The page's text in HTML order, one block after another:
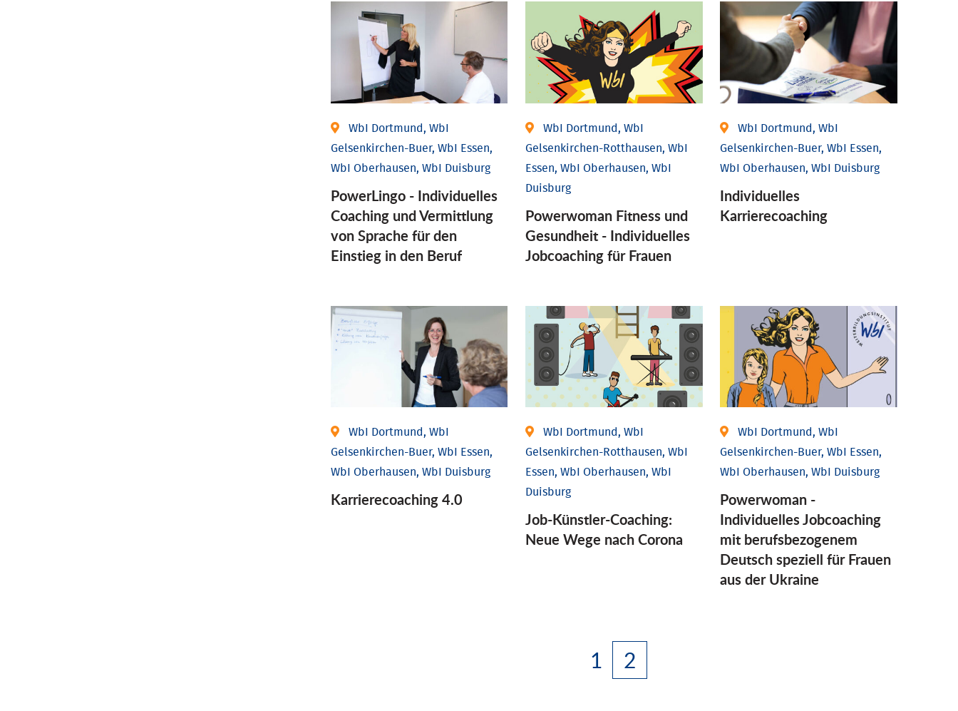
WbI Dortmund, WbI
Gelsenkirchen-Buer, WbI Essen,
WbI Oberhausen, WbI Duisburg
PowerLingo - Individuelles
Coaching und Vermittlung
von Sprache für den
Einstieg in den Beruf
WbI Dortmund, WbI
Gelsenkirchen-Rotthausen, WbI
Essen, WbI Oberhausen, WbI
Duisburg
Powerwoman Fitness und
Gesund­heit - Individu­elles
Job­coaching für Frauen
WbI Dortmund, WbI
Gelsenkirchen-Buer, WbI Essen,
WbI Oberhausen, WbI Duisburg
Individu­elles
Karrierecoaching
WbI Dortmund, WbI
Gelsenkirchen-Buer, WbI Essen,
WbI Oberhausen, WbI Duisburg
Karriere­coaching 4.0
WbI Dortmund, WbI
Gelsenkirchen-Rotthausen, WbI
Essen, WbI Oberhausen, WbI
Duisburg
Job-Künstler-Coaching:
Neue Wege nach Corona
WbI Dortmund, WbI
Gelsenkirchen-Buer, WbI Essen,
WbI Oberhausen, WbI Duisburg
Powerwoman -
Individuelles Jobcoaching
mit berufsbezogenem
Deutsch speziell für Frauen
aus der Ukraine
1 2